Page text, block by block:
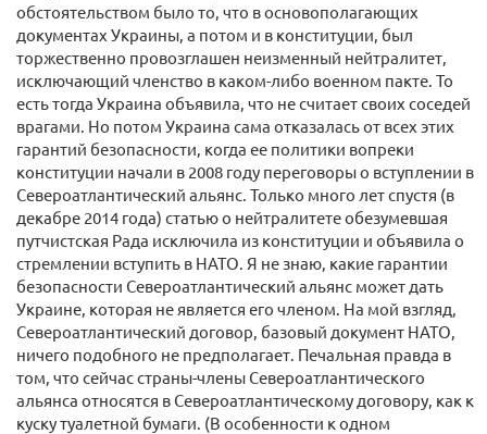
обстоятельством было то, что в основополагающих
документах Украины, а потом и в конституции, был
торжественно провозглашен неизменный нейтралитет,
исключающий членство в каком-либо военном пакте. То
есть тогда Украина объявила, что не считает своих соседей
врагами. Но потом Украина сама отказалась от всех этих
гарантий безопасности, когда ее политики вопреки
конституции начали в 2008 году переговоры о вступлении в
Североатлантический альянс. Только много лет спустя (в
декабре 2014 года) статью о нейтралитете обезумевшая
путчистская Рада исключила из конституции и объявила о
стремлении вступить в НАТО. Я не знаю, какие гарантии
безопасности Североатлантический альянс может дать
Украине, которая не является его членом. На мой взгляд,
Североатлантический договор, базовый документ НАТО,
ничего подобного не предполагает. Печальная правда в
том, что сейчас страны-члены Североатлантического
альянса относятся в Североатлантическому договору, как к
куску туалетной бумаги. (В особенности к одном